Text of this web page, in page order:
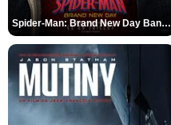
Spider-Man: Brand New Day Bande-annonce VO STFR